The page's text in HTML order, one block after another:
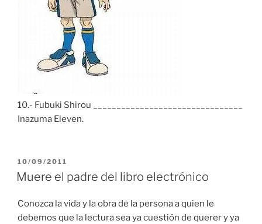
10.- Fubuki Shirou ________________________________
Inazuma Eleven.
PUBLICADO
EL
10/09/2011
Muere el padre del libro electrónico
Conozca la vida y la obra de la persona a quien le
debemos que la lectura sea ya cuestión de querer y ya